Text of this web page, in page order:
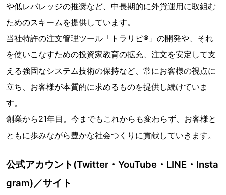
や低レバレッジの推奨など、中長期的に外貨運用に取組む
ためのスキームを提供しています。
当社特許の注文管理ツール「トラリピ®」の開発や、それ
を使いこなすための投資家教育の拡充、注文を安定して支
える強固なシステム技術の保持など、常にお客様の視点に
立ち、お客様が本質的に求めるものを提供し続けていま
す。
創業から21年目。今までもこれからも変わらず、お客様と
ともに歩みながら豊かな社会つくりに貢献していきます。
公式アカウント(Twitter・YouTube・LINE・Insta
gram)／サイト